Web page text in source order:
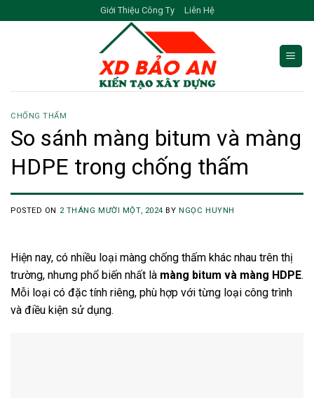
to
Giới Thiệu Công Ty Liên Hệ
CHỐNG THẤM
So sánh màng bitum và màng
HDPE trong chống thấm
POSTED ON 2 THÁNG MƯỜI MỘT, 2024 BYNGỌC HUYNH
Hiện nay, có nhiều loại màng chống thấm khác nhau trên thị
trường, nhưng phổ biến nhất là màng bitum và màng HDPE.
Mỗi loại có đặc tính riêng, phù hợp với từng loại công trình
và điều kiện sử dụng.